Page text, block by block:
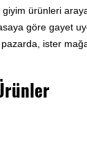
ürünleri
göre gayet
ister